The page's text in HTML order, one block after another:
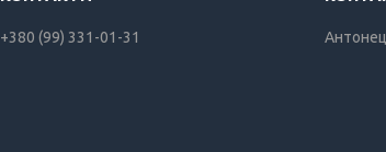
+380 (99) 331-01-31